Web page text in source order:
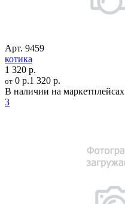
Арт. 9459
котика
1 320 р.
от 0 р.1 320 р.
В наличии на маркетплейсах
3